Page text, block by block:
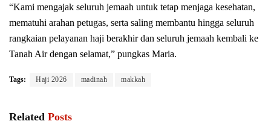
“Kami mengajak seluruh jemaah untuk tetap menjaga kesehatan,
mematuhi arahan petugas, serta saling membantu hingga seluruh
rangkaian pelayanan haji berakhir dan seluruh jemaah kembali ke
Tanah Air dengan selamat,” pungkas Maria.
Tags: Haji 2026 madinah makkah
Related Posts